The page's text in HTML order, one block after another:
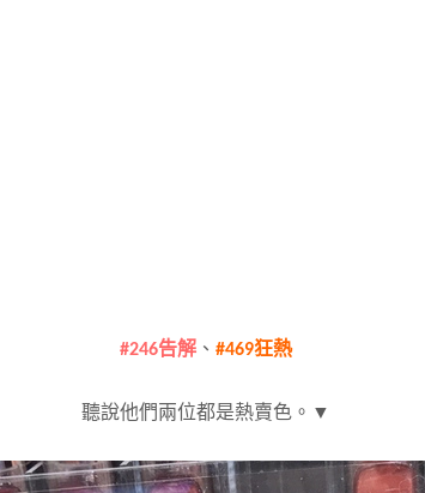
#246告解 、 #469狂熱
聽說他們兩位都是熱賣色。▼